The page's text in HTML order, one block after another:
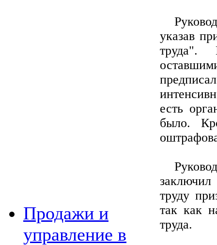
Продажи и
управление в
указав
труда".
есть
было.
труду
так как
труда.